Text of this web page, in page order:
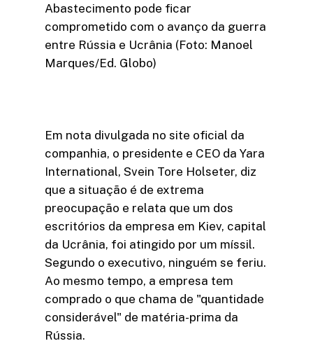
Abastecimento pode ficar
comprometido com o avanço da guerra
entre Rússia e Ucrânia (Foto: Manoel
Marques/Ed. Globo)
Em nota divulgada no site oficial da
companhia, o presidente e CEO da Yara
International, Svein Tore Holseter, diz
que a situação é de extrema
preocupação e relata que um dos
escritórios da empresa em Kiev, capital
da Ucrânia, foi atingido por um míssil.
Segundo o executivo, ninguém se feriu.
Ao mesmo tempo, a empresa tem
comprado o que chama de "quantidade
considerável" de matéria-prima da
Rússia.